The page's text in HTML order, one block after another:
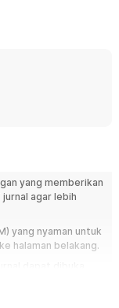
yang memberikan
agar lebih
yang nyaman untuk
halaman belakang.